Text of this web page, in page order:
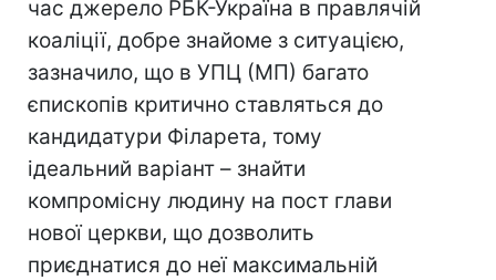
час джерело РБК-Україна в правлячій
коаліції, добре знайоме з ситуацією,
зазначило, що в УПЦ (МП) багато
єпископів критично ставляться до
кандидатури Філарета, тому
ідеальний варіант – знайти
компромісну людину на пост глави
нової церкви, що дозволить
приєднатися до неї максимальній